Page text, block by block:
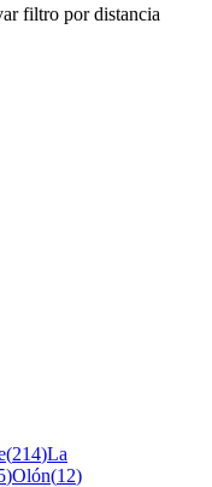
filtro por distancia
(214)La
)Olón(12)